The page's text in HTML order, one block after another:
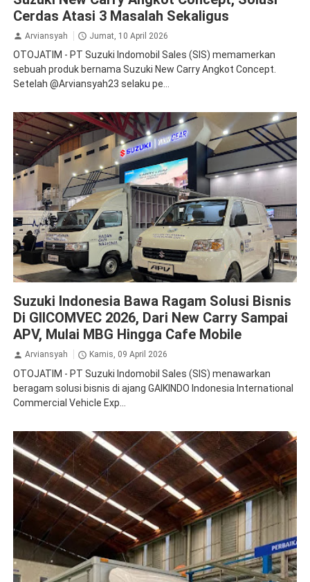
Cerdas Atasi 3 Masalah Sekaligus
Arviansyah Jumat, 10 April 2026
OTOJATIM - PT Suzuki Indomobil Sales (SIS) memamerkan
sebuah produk bernama Suzuki New Carry Angkot Concept.
Setelah @Arviansyah23 selaku pe...
Suzuki Indonesia Bawa Ragam Solusi Bisnis
Di GIICOMVEC 2026, Dari New Carry Sampai
APV, Mulai MBG Hingga Cafe Mobile
Arviansyah Kamis, 09 April 2026
OTOJATIM - PT Suzuki Indomobil Sales (SIS) menawarkan
beragam solusi bisnis di ajang GAIKINDO Indonesia International
Commercial Vehicle Exp...